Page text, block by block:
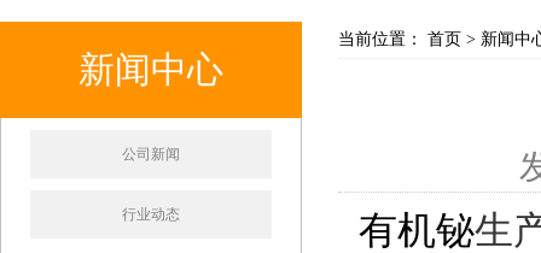
新闻中心
公司新闻
行业动态
当前位置： 首页 > 新闻中
有机铋生